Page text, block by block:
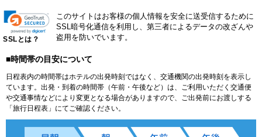
SSLとは？
このサイトはお客様の個人情報を安全に送受信するために
SSL暗号化通信を利用し、第三者によるデータの改ざんや
盗用を防いでいます。
■時間帯の目安について
日程表内の時間帯はホテルの出発時刻ではなく、交通機関の出発時刻を表示し
ています。出発・到着の時間帯（午前・午後など）は、ご利用いただく交通便
や交通事情などにより変更となる場合がありますので、ご出発前にお渡しする
「旅行日程表」にてご確認ください。